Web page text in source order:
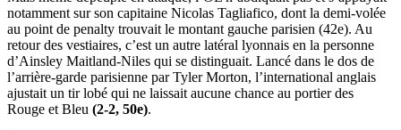
notamment sur son capitaine Nicolas Tagliafico, dont la demi-volée
au point de penalty trouvait le montant gauche parisien (42e). Au
retour des vestiaires, c’est un autre latéral lyonnais en la personne
d’Ainsley Maitland-Niles qui se distinguait. Lancé dans le dos de
l’arrière-garde parisienne par Tyler Morton, l’international anglais
ajustait un tir lobé qui ne laissait aucune chance au portier des
Rouge et Bleu (2-2, 50e).